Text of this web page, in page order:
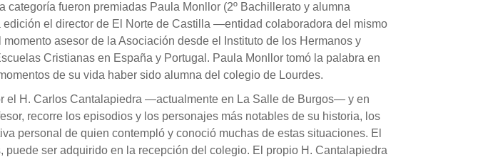
fueron premiadas Paula Monllor (2º Bachillerato y alumna
el director de El Norte de Castilla —entidad colaboradora del mismo
asesor de la Asociación desde el Instituto de los Hermanos y
Cristianas en España y Portugal. Paula Monllor tomó la palabra en
de su vida haber sido alumna del colegio de Lourdes.
el H. Carlos Cantalapiedra —actualmente en La Salle de Burgos— y en
recorre los episodios y los personajes más notables de su historia, los
personal de quien contempló y conoció muchas de estas situaciones. El
ser adquirido en la recepción del colegio. El propio H. Cantalapiedra